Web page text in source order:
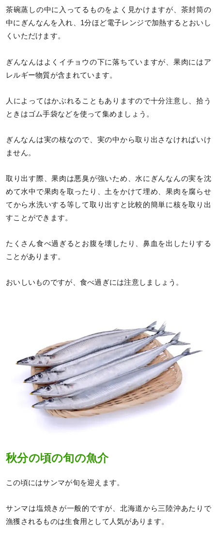
茶碗蒸しの中に入ってるものをよく見かけますが、茶封筒の
中にぎんなんを入れ、1分ほど電子レンジで加熱するとおいし
くいただけます。
ぎんなんはよくイチョウの下に落ちていますが、果肉にはア
レルギー物質が含まれています。
人によってはかぶれることもありますので十分注意し、拾う
ときはゴム手袋などを使って集めましょう。
ぎんなんは実の核なので、実の中から取り出さなければいけ
ません。
取り出す際、果肉は悪臭が強いため、水にぎんなんの実を沈
めて水中で果肉を取ったり、土をかけて埋め、果肉を腐らせ
てから水洗いする等して取り出すと比較的簡単に核を取り出
すことができます。
たくさん食べ過ぎるとお腹を壊したり、鼻血を出したりする
ことがあります。
おいしいものですが、食べ過ぎには注意しましょう。
秋分の頃の旬の魚介
この頃にはサンマが旬を迎えます。
サンマは塩焼きが一般的ですが、北海道から三陸沖あたりで
漁獲されるものは生食用として人気があります。